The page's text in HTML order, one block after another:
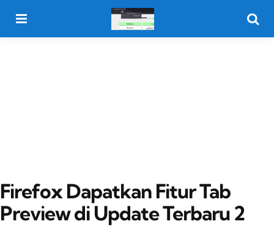
Firefox Dapatkan Fitur Tab
Preview di Update Terbaru 2